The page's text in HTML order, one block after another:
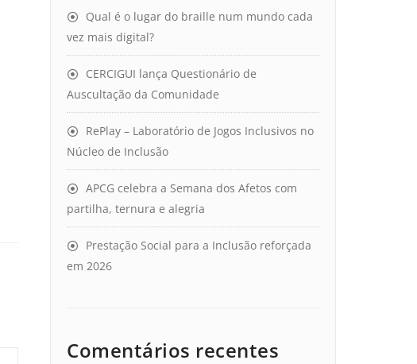
Qual é o lugar do braille num mundo cada
vez mais digital?
CERCIGUI lança Questionário de
Auscultação da Comunidade
RePlay – Laboratório de Jogos Inclusivos no
Núcleo de Inclusão
APCG celebra a Semana dos Afetos com
partilha, ternura e alegria
Prestação Social para a Inclusão reforçada
em 2026
Comentários recentes